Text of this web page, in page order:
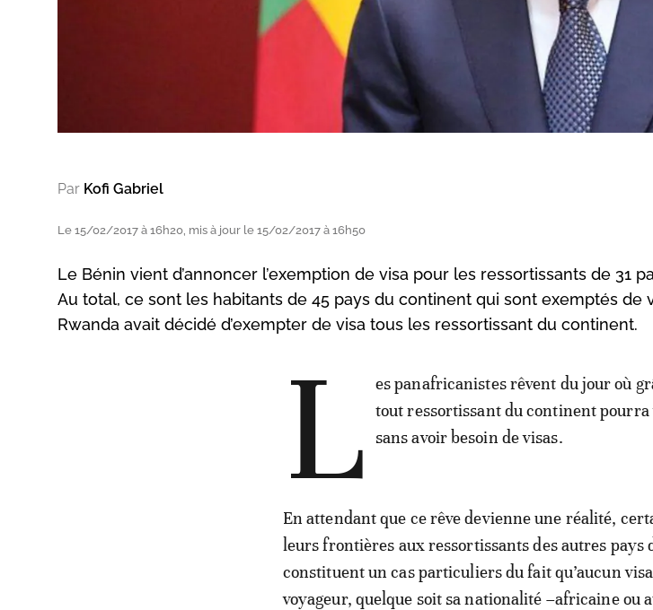
Par Kofi Gabriel
Le 15/02/2017 à 16h20, mis à jour le 15/02/2017 à 16h50
Le Bénin vient d’annoncer l’exemption de visa pour les ressortissants de 31
Au total, ce sont les habitants de 45 pays du continent qui sont exemptés de
Rwanda avait décidé d’exempter de visa tous les ressortissant du continent.
L
es panafricanistes rêvent du jour où
tout ressortissant du continent
sans avoir besoin de visas.
En attendant que ce rêve devienne une réalité,
leurs frontières aux ressortissants des autres pays
constituent un cas particuliers du fait qu’aucun
voyageur, quelque soit sa nationalité –africaine ou